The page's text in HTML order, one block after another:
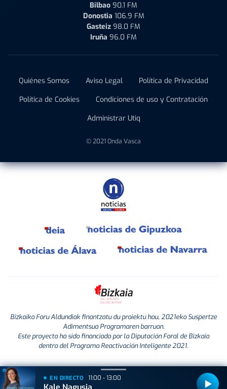
Bilbao 90.1 FM
Donostia 106.9 FM
Gasteiz 98.0 FM
Iruña 96.0 FM
Quiénes Somos Aviso Legal
Política de Privacidad
Política de Cookies
Condiciones de uso y Contratación
Administrar Utiq
© 2021 Onda Vasca
Bizkaiko Foru Aldundiak finantzatu du proiektu hau, 2021eko Suspertze
Adimentsua Programaren barruan.
Este proyecto ha sido financiado por la Diputación Foral de Bizkaia
dentro del Programa Reactivación Inteligente 2021.
EN DIRECTO 11:00 - 13:00